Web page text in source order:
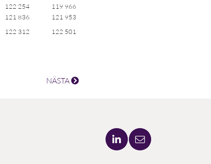
122 254
119 966
121 836
121 953
122 312 122 501
NÄSTA